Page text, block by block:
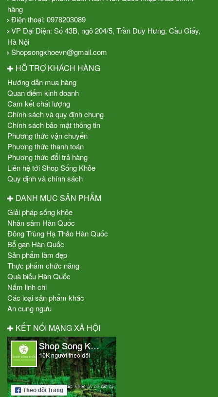
hãng
Điện thoại: 0978203089
VP Đại Diện: Số 43B, ngõ 204/5, Trần Duy Hưng, Cầu Giấy,
Hà Nội
Shopsongkhoevn@gmail.com
HỖ TRỢ KHÁCH HÀNG
Hướng dẫn mua hàng
Quan điểm kinh doanh
Cam kết chất lượng
Chính sách và quy định chung
Chính sách bảo mật thông tin
Phương thức vận chuyển
Phương thức thanh toán
Phương thức đổi trả hàng
Liên hệ tới Shop Sống Khỏe
Quy định và chính sách
DANH MỤC SẢN PHẨM
Giải pháp sống khỏe
Nhân sâm Hàn Quốc
Đông Trùng Hạ Thảo Hàn Quốc
Bổ gan Hàn Quốc
Sản phẩm làm đẹp
Thực phẩm chức năng
Quà biếu Hàn Quốc
Nấm linh chi
Các loại sản phẩm khác
An cung ngưu
KẾT NỐI MẠNG XÃ HỘI